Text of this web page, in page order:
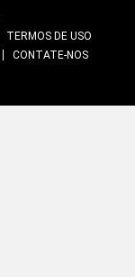
TERMOS DE USO
CONTATE-NOS